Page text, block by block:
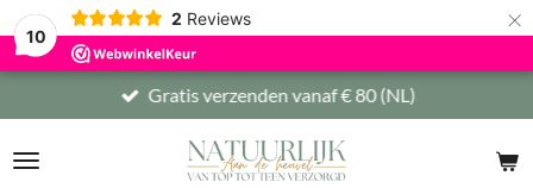
10
2 Reviews ×
Gratis verzenden vanaf € 80 (NL)